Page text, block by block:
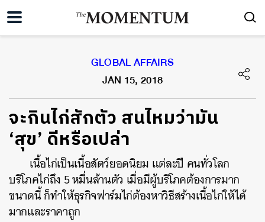
GLOBAL AFFAIRS
JAN 15, 2018
จะกินไก่สักตัว สนไหมว่ามัน
‘สุข’ ดีหรือเปล่า
เนื้อไก่เป็นเนื้อสัตว์ยอดนิยม แต่ละปี คนทั่วโลก
บริโภคไก่ถึง 5 หมื่นล้านตัว เมื่อมีผู้บริโภคต้องการมาก
ขนาดนี้ ก็ทำให้ธุรกิจฟาร์มไก่ต้องหาวิธีสร้างเนื้อไก่ให้ได้
มากและราคาถูก